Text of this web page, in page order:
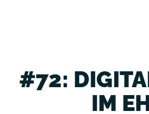
#72:
IM